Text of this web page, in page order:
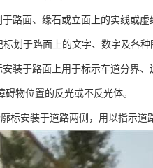
路面、缘石或立面上的实线或虚
划于路面上的文字、数字及各种
安装于路面上用于标示车道分界
碍物位置的反光或不反光体。
标安装于道路两侧，用以指示道